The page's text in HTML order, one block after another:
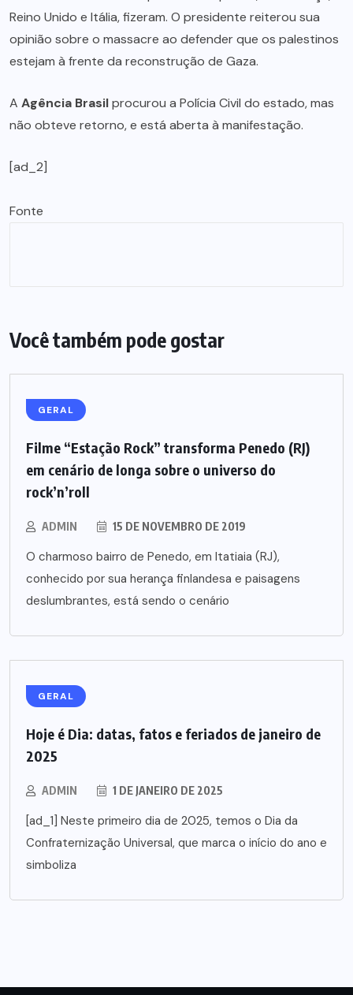
Reino Unido e Itália, fizeram. O presidente reiterou sua
opinião sobre o massacre ao defender que os palestinos
estejam à frente da reconstrução de Gaza.
A Agência Brasilprocurou a Polícia Civil do estado, mas
não obteve retorno, e está aberta à manifestação.
[ad_2]
Fonte
Você também pode gostar
GERAL
Filme “Estação Rock” transforma Penedo (RJ)
em cenário de longa sobre o universo do
rock’n’roll
ADMIN 15 DE NOVEMBRO DE 2019
O charmoso bairro de Penedo, em Itatiaia (RJ),
conhecido por sua herança finlandesa e paisagens
deslumbrantes, está sendo o cenário
GERAL
Hoje é Dia: datas, fatos e feriados de janeiro de
2025
ADMIN 1 DE JANEIRO DE 2025
[ad_1] Neste primeiro dia de 2025, temos o Dia da
Confraternização Universal, que marca o início do ano e
simboliza